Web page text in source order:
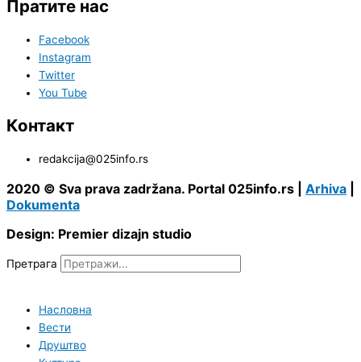
Пратите нас
Facebook
Instagram
Twitter
You Tube
Контакт
redakcija@025info.rs
2020 © Sva prava zadržana. Portal 025info.rs | Arhiva
Dokumenta
Design: Premier dizajn studio
Претрага
Насловна
Вести
Друштво